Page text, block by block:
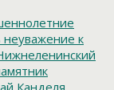
неуважение к